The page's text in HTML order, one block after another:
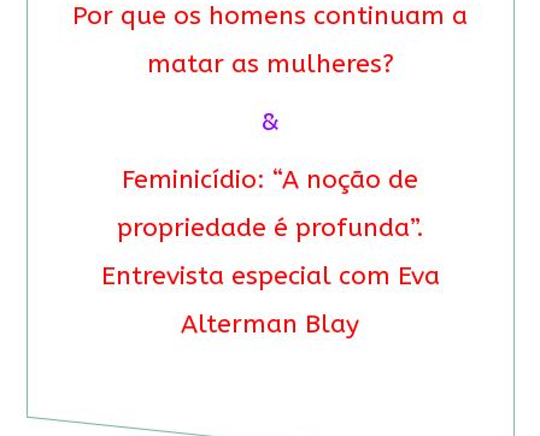
Por que os homens continuam a
matar as mulheres?
&
Feminicídio: “A noção de
propriedade é profunda”.
Entrevista especial com Eva
Alterman Blay